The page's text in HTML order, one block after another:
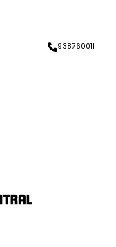
938760011